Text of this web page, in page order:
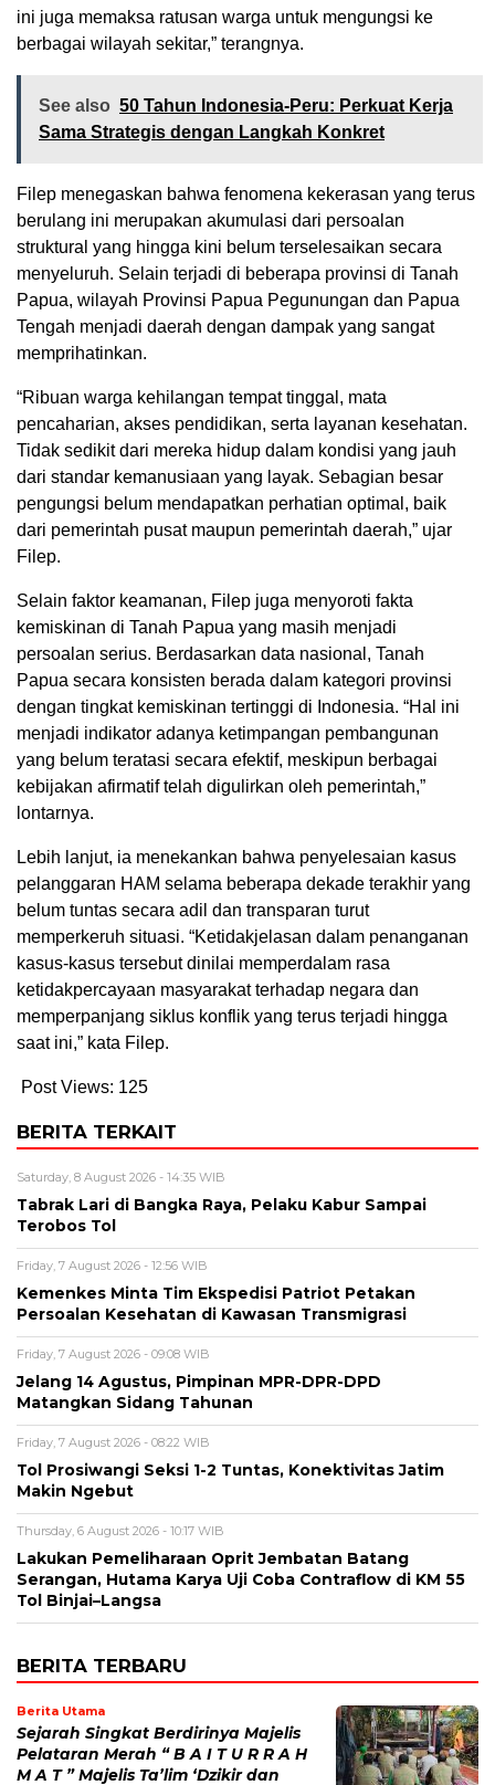
ini juga memaksa ratusan warga untuk mengungsi ke
berbagai wilayah sekitar,” terangnya.
See also 50 Tahun Indonesia-Peru: Perkuat Kerja
Sama Strategis dengan Langkah Konkret
Filep menegaskan bahwa fenomena kekerasan yang terus
berulang ini merupakan akumulasi dari persoalan
struktural yang hingga kini belum terselesaikan secara
menyeluruh. Selain terjadi di beberapa provinsi di Tanah
Papua, wilayah Provinsi Papua Pegunungan dan Papua
Tengah menjadi daerah dengan dampak yang sangat
memprihatinkan.
“Ribuan warga kehilangan tempat tinggal, mata
pencaharian, akses pendidikan, serta layanan kesehatan.
Tidak sedikit dari mereka hidup dalam kondisi yang jauh
dari standar kemanusiaan yang layak. Sebagian besar
pengungsi belum mendapatkan perhatian optimal, baik
dari pemerintah pusat maupun pemerintah daerah,” ujar
Filep.
Selain faktor keamanan, Filep juga menyoroti fakta
kemiskinan di Tanah Papua yang masih menjadi
persoalan serius. Berdasarkan data nasional, Tanah
Papua secara konsisten berada dalam kategori provinsi
dengan tingkat kemiskinan tertinggi di Indonesia. “Hal ini
menjadi indikator adanya ketimpangan pembangunan
yang belum teratasi secara efektif, meskipun berbagai
kebijakan afirmatif telah digulirkan oleh pemerintah,”
lontarnya.
Lebih lanjut, ia menekankan bahwa penyelesaian kasus
pelanggaran HAM selama beberapa dekade terakhir yang
belum tuntas secara adil dan transparan turut
memperkeruh situasi. “Ketidakjelasan dalam penanganan
kasus-kasus tersebut dinilai memperdalam rasa
ketidakpercayaan masyarakat terhadap negara dan
memperpanjang siklus konflik yang terus terjadi hingga
saat ini,” kata Filep.
Post Views: 125
BERITA TERKAIT
Saturday, 8 August 2026 - 14:35 WIB
Tabrak Lari di Bangka Raya, Pelaku Kabur Sampai
Terobos Tol
Friday, 7 August 2026 - 12:56 WIB
Kemenkes Minta Tim Ekspedisi Patriot Petakan
Persoalan Kesehatan di Kawasan Transmigrasi
Friday, 7 August 2026 - 09:08 WIB
Jelang 14 Agustus, Pimpinan MPR-DPR-DPD
Matangkan Sidang Tahunan
Friday, 7 August 2026 - 08:22 WIB
Tol Prosiwangi Seksi 1-2 Tuntas, Konektivitas Jatim
Makin Ngebut
Thursday, 6 August 2026 - 10:17 WIB
Lakukan Pemeliharaan Oprit Jembatan Batang
Serangan, Hutama Karya Uji Coba Contraflow di KM 55
Tol Binjai–Langsa
BERITA TERBARU
Berita Utama
Sejarah Singkat Berdirinya Majelis
Pelataran Merah “ B A I T U R R A H
M A T ” Majelis Ta’lim ‘Dzikir dan